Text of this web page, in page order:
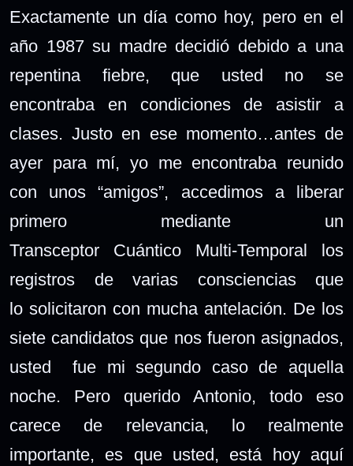
Exactamente un día como hoy, pero en el
año 1987 su madre decidió debido a una
repentina fiebre, que usted no se
encontraba en condiciones de asistir a
clases. Justo en ese momento…antes de
ayer para mí, yo me encontraba reunido
con unos “amigos”, accedimos a liberar
primero mediante un
Transceptor Cuántico Multi-Temporal los
registros de varias consciencias que
lo solicitaron con mucha antelación. De los
siete candidatos que nos fueron asignados,
usted fue mi segundo caso de aquella
noche. Pero querido Antonio, todo eso
carece de relevancia, lo realmente
importante, es que usted, está hoy aquí